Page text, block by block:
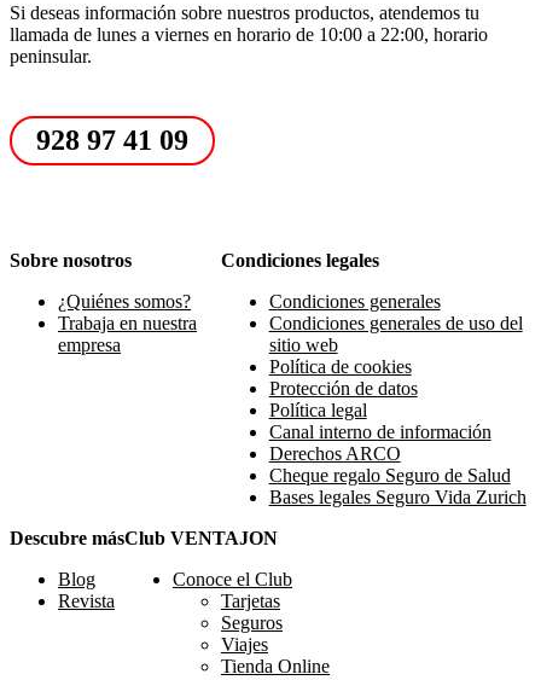
Si deseas información sobre nuestros productos, atendemos tu
llamada de lunes a viernes en horario de 10:00 a 22:00, horario
peninsular.
928 97 41 09
Sobre nosotros
¿Quiénes somos?
Trabaja en nuestra
empresa
Condiciones legales
Condiciones generales
Condiciones generales de uso del
sitio web
Política de cookies
Protección de datos
Política legal
Canal interno de información
Derechos ARCO
Cheque regalo Seguro de Salud
Bases legales Seguro Vida Zurich
Descubre más
Blog
Revista
Club VENTAJON
Conoce el Club
Tarjetas
Seguros
Viajes
Tienda Online